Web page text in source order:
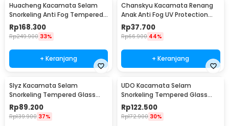
Huacheng Kacamata Selam
Snorkeling Anti Fog Tempered
Glass Diving Mask - QW-01
Rp168.300
Rp249.900 33%
+ Keranjang
Chanskyu Kacamata Renang
Anak Anti Fog UV Protection
Panoramic Earplug - CK185
Rp37.700
Rp66.900 44%
+ Keranjang
Slyz Kacamata Selam
Snorkeling Tempered Glass
GoPro Mount Diving Mask -
INU91
Rp89.200
Rp139.900 37%
UDO Kacamata Selam
Snorkeling Tempered Glass
Anti Fog Diving Mask - U-16
Rp122.500
Rp172.900 30%